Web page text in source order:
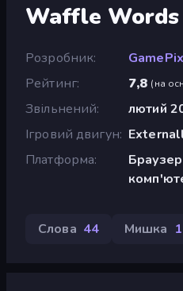
Waffle Words
Розробник
GamePix
Рейтинг
7,8 (на
Звільнений
лютий
Ігровий двигун
Платформа
Слова 44 Мишка